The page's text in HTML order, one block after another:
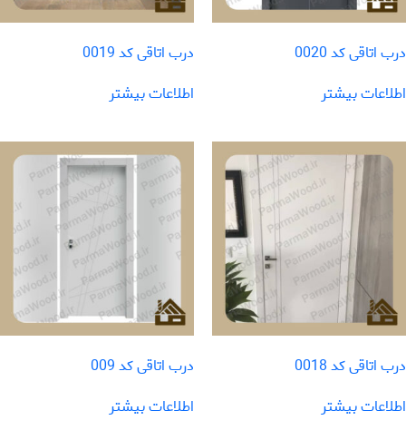
درب اتاقی کد 0020
اطلاعات بیشتر
درب اتاقی کد 0019
اطلاعات بیشتر
درب اتاقی کد 0018
اطلاعات بیشتر
درب اتاقی کد 009
اطلاعات بیشتر